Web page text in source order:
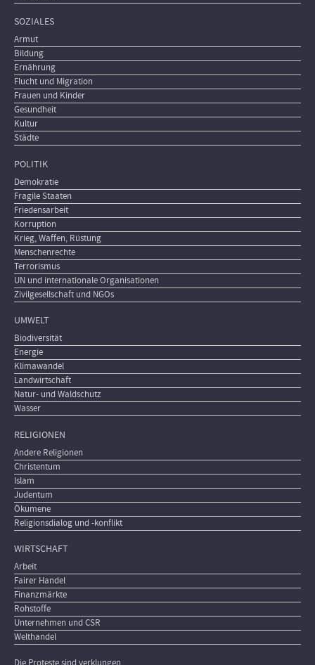
SOZIALES
Armut
Bildung
Ernährung
Flucht und Migration
Frauen und Kinder
Gesundheit
Kultur
Städte
POLITIK
Demokratie
Fragile Staaten
Friedensarbeit
Korruption
Krieg, Waffen, Rüstung
Menschenrechte
Terrorismus
UN und internationale Organisationen
Zivilgesellschaft und NGOs
UMWELT
Biodiversität
Energie
Klimawandel
Landwirtschaft
Natur- und Waldschutz
Wasser
RELIGIONEN
Andere Religionen
Christentum
Islam
Judentum
Ökumene
Religionsdialog und -konflikt
WIRTSCHAFT
Arbeit
Fairer Handel
Finanzmärkte
Rohstoffe
Unternehmen und CSR
Welthandel
Die Proteste sind verklungen